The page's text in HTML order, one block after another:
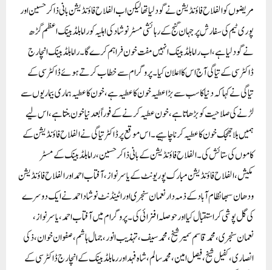
مریضوں کو الفلاح فاؤنڈیشن نے گود لیا تھا لیکن اب الفلاح فاؤنڈیشن بانی ذاکر حسین اور
پوری ٹیم کی سفارش پر جہان گنج کے رہائشی مسٹر نوشاد کی اہلیہ کو راما بلڈ بینک اعظم گڑھ
نے گود لیا ہے، اب راما بلڈ بینک انہیں مفت خون فراہم کرے گا۔ راما بلڈ بینک انچارج
ڈاکٹر سی کے تیاگی آج اس کا اعلان کیا۔پروگرام سے خطاب کرتے ہوئے ڈاکٹر سی کے
تیاگی نے کہا کہ دنیا کا سب سے بڑا عطیہ خون کا عطیہ ہے، خون کا عطیہ ہماری بیماریوں سے
لڑنے کی صلاحیت کو بڑھاتا ہے، خون عطیہ کرنے کے فوراً بعد نیا خون بنتا ہے، اس لیے
ہمیں بلا جھجک خون کا عطیہ کرنا چاہیے۔اس موقع پر ڈاکٹر تیاگی نے الفلاح فاؤنڈیشن کے
کاموں کی ستائش کی۔الفلاح فاؤنڈیشن کے بانی ذاکر حسین، راما بلڈ بینک کے مسٹر
مکیش،الفلاح فاؤنڈیشن مبارک پور یونٹ کے یاسر نواز، آفتاب احمد اور الفلاح فاؤنڈیشن
ودھان سبھا نظام آبادکے ذمہ دارنعمان سنجری اور اٹینڈنٹ نوشاد احمد نے ایک دوسرے
کی گل پوشی کر استقبال کیا اور حوصلہ افزائی کی۔ پروگرام میں آفتاب احمد، یاسر نواز،
نعمان سنجری،محمدقاسم سمیر شیخ، محمد سیف، تہذیب انور،جمال ہاشم،صفوان خوان، ذکی
انصاری،کفیل شیخ،فیصل امین،محمد سالم،شاہ فہد اوررما بلڈ بینک کے انچارج ڈاکٹر سی کے